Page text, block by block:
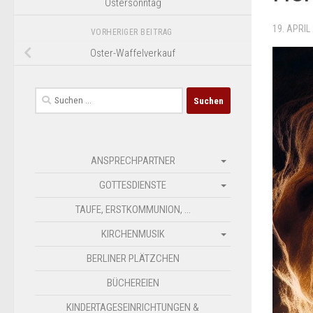
19.
Ostersonntag
VORHERIGER BEITRAG
Oster-Waffelverkauf
Suchen
nach:
ANSPRECHPARTNER
GOTTESDIENSTE
TAUFE, ERSTKOMMUNION, …
KIRCHENMUSIK
BERLINER PLÄTZCHEN
BÜCHEREIEN
KINDERTAGESEINRICHTUNGEN &